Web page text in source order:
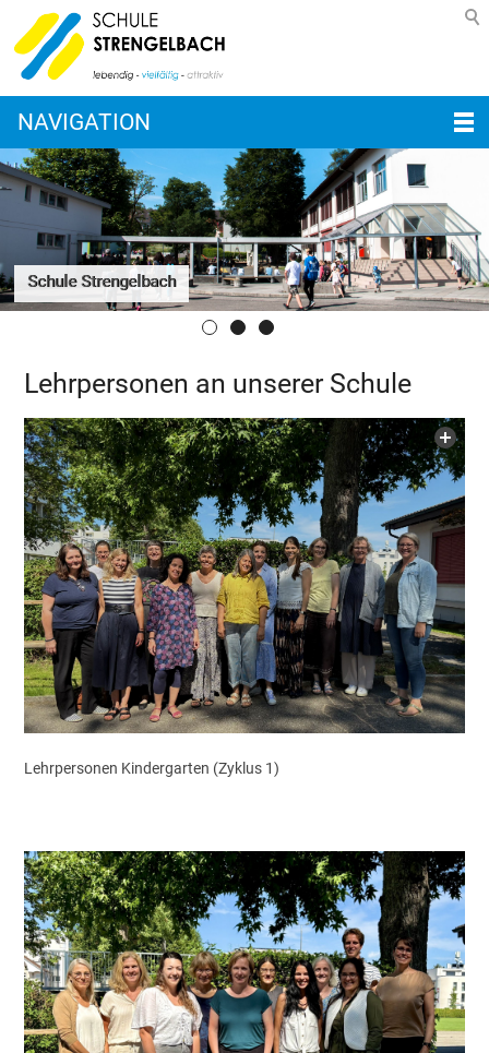
NAVIGATION
Schule Strengelbach
Lehrpersonen an unserer Schule
Lehrpersonen Kindergarten (Zyklus 1)